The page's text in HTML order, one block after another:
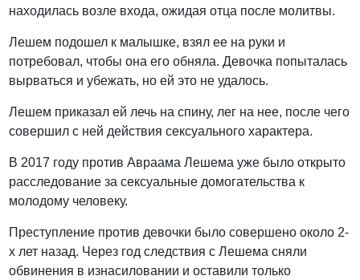
находилась возле входа, ожидая отца после молитвы.
Лешем подошел к малышке, взял ее на руки и
потребовал, чтобы она его обняла. Девочка попыталась
вырваться и убежать, но ей это не удалось.
Лешем приказал ей лечь на спину, лег на нее, после чего
совершил с ней действия сексуального характера.
В 2017 году против Авраама Лешема уже было открыто
расследование за сексуальные домогательства к
молодому человеку.
Преступление против девочки было совершено около 2-
х лет назад. Через год следствия с Лешема сняли
обвинения в изнасиловании и оставили только